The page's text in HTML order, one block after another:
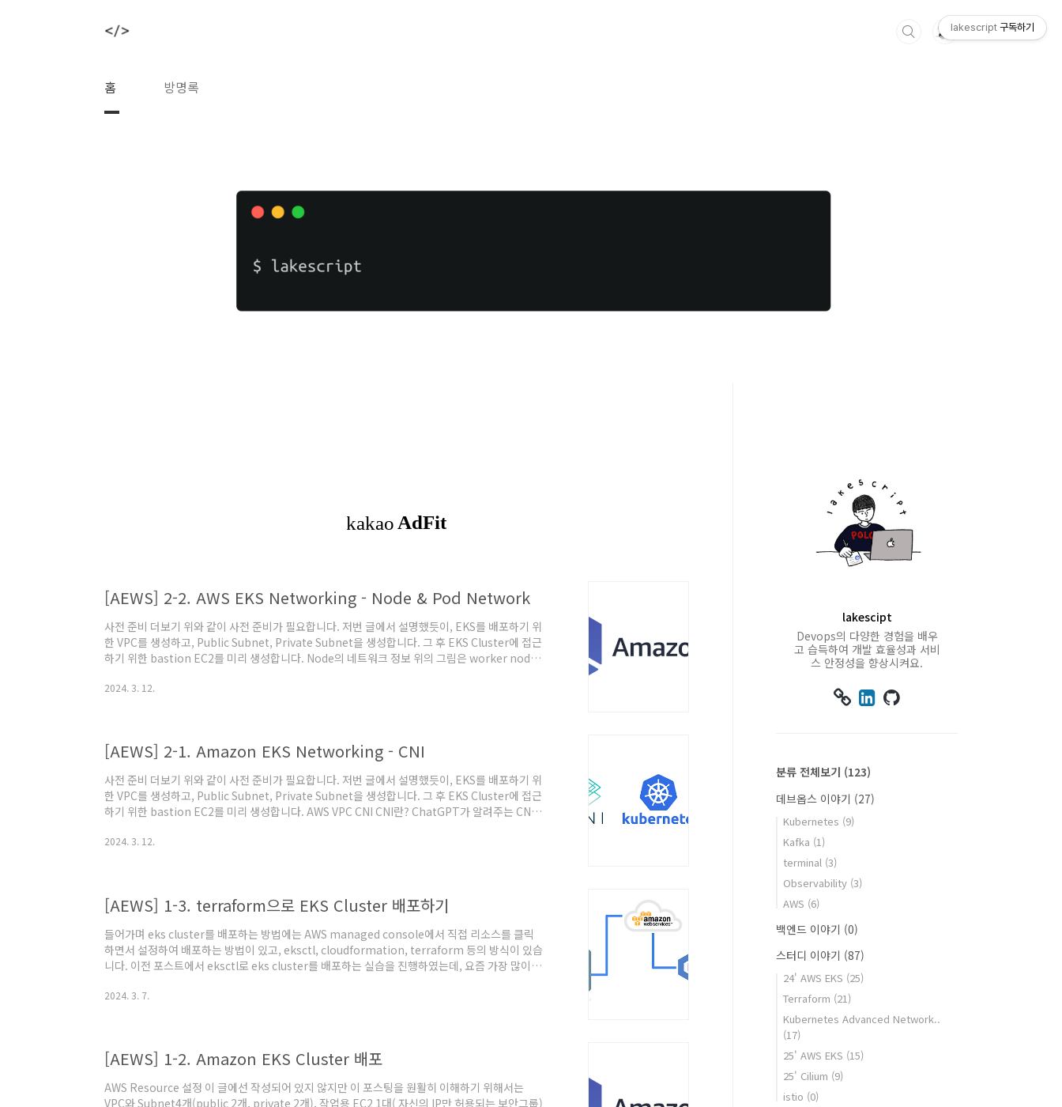
홈 방명록
[AEWS] 2-2. AWS EKS Networking - Node & Pod Network
사전 준비 더보기 위와 같이 사전 준비가 필요합니다. 저번 글에서 설명했듯이, EKS를 배포하기 위
한 VPC를 생성하고, Public Subnet, Private Subnet을 생성합니다. 그 후 EKS Cluster에 접근
하기 위한 bastion EC2를 미리 생성합니다. Node의 네트워크 정보 위의 그림은 worker node
령어로 현재 Cluster에 배포되어 있는 모든 Pod들을 보겠습니다. kube-system 네임스페이스
2024. 3. 12.
[AEWS] 2-1. Amazon EKS Networking - CNI
사전 준비 더보기 위와 같이 사전 준비가 필요합니다. 저번 글에서 설명했듯이, EKS를 배포하기 위
한 VPC를 생성하고, Public Subnet, Private Subnet을 생성합니다. 그 후 EKS Cluster에 접근
하기 위한 bastion EC2를 미리 생성합니다. AWS VPC CNI CNI란? ChatGPT가 알려주는 CNI
스를 연결하는 방법을 정의하며, 컨테이너가 네트워크에 연결될 때 필요한 인터페이스 생성, IP 주
2024. 3. 12.
[AEWS] 1-3. terraform으로 EKS Cluster 배포하기
들어가며 eks cluster를 배포하는 방법에는 AWS managed console에서 직접 리소스를 클릭
하면서 설정하여 배포하는 방법이 있고, eksctl, cloudformation, terraform 등의 방식이 있습
니다. 이전 포스트에서 eksctl로 eks cluster를 배포하는 실습을 진행하였는데, 요즘 가장 많이
terraform 설치 먼저 테라폼을 설치해보겠습니다. Amazon Linux라는 전제하의 아래의 명령
2024. 3. 7.
[AEWS] 1-2. Amazon EKS Cluster 배포
AWS Resource 설정 이 글에선 작성되어 있지 않지만 이 포스팅을 원활히 이해하기 위해서는
VPC와 Subnet4개(public 2개, private 2개), 작업용 EC2 1대( 자신의 IP만 허용되는 보안그룹)
lakescipt
Devops의 다양한 경험을 배우
고 습득하여 개발 효율성과 서비
스 안정성을 향상시켜요.
  
분류 전체보기 (123)
데브옵스 이야기 (27)
Kubernetes (9)
Kafka (1)
terminal (3)
Observability (3)
AWS (6)
백엔드 이야기 (0)
스터디 이야기 (87)
24' AWS EKS (25)
Terraform (21)
Kubernetes Advanced Network..
(17)
25' AWS EKS (15)
25' Cilium (9)
istio (0)
lakescript 구독하기